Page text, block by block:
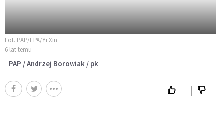
Fot. PAP/EPA/Yi Xin
6 lat temu
PAP / Andrzej Borowiak / pk